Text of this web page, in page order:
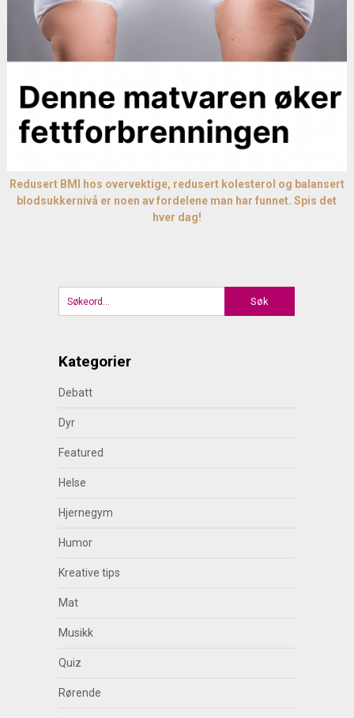
Redusert BMI hos overvektige, redusert kolesterol og balansert
blodsukkernivå er noen av fordelene man har funnet. Spis det
hver dag!
Kategorier
Debatt
Dyr
Featured
Helse
Hjernegym
Humor
Kreative tips
Mat
Musikk
Quiz
Rørende